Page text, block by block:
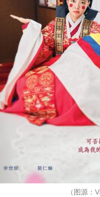
（图源：